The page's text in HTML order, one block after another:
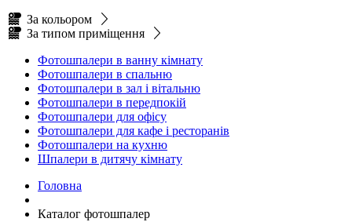
За кольором
За типом приміщення
Фотошпалери в ванну кімнату
Фотошпалери в спальню
Фотошпалери в зал і вітальню
Фотошпалери в передпокій
Фотошпалери для офісу
Фотошпалери для кафе і ресторанів
Фотошпалери на кухню
Шпалери в дитячу кімнату
Головна
Каталог фотошпалер